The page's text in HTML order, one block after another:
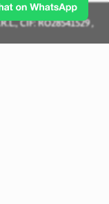
CIF: RO28541529 ,